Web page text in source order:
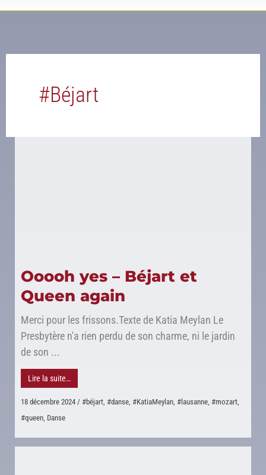
#béjart
Ooooh yes – Béjart et
Queen again
Merci pour les frissons.Texte de Katia Meylan Le
Presbytère n'a rien perdu de son charme, ni le jardin
de son ...
Lire la suite…
18 décembre 2024/ #béjart, #danse, #KatiaMeylan, #lausanne, #mozart,
#queen, Danse